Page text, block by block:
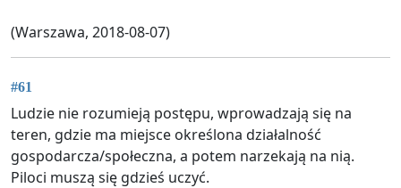
(Warszawa, 2018-08-07)
#61
Ludzie nie rozumieją postępu, wprowadzają się na
teren, gdzie ma miejsce określona działalność
gospodarcza/społeczna, a potem narzekają na nią.
Piloci muszą się gdzieś uczyć.